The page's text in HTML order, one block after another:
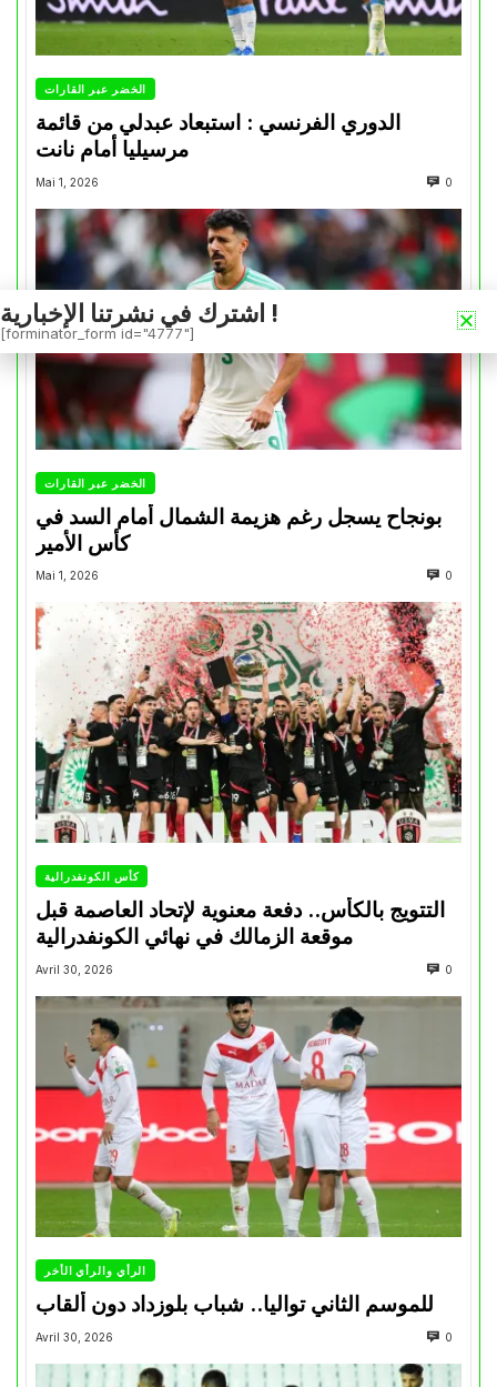
الخضر عبر القارات
الدوري الفرنسي : استبعاد عبدلي من قائمة
مرسيليا أمام نانت
Mai 1, 2026 0
الخضر عبر القارات
بونجاح يسجل رغم هزيمة الشمال أمام السد في
كأس الأمير
Mai 1, 2026 0
كأس الكونفدرالية
التتويج بالكأس.. دفعة معنوية لإتحاد العاصمة قبل
موقعة الزمالك في نهائي الكونفدرالية
Avril 30, 2026 0
الرأي والرأي الأخر
للموسم الثاني تواليا.. شباب بلوزداد دون ألقاب
Avril 30, 2026 0
اشترك في نشرتنا الإخبارية !
[forminator_form id="4777"]